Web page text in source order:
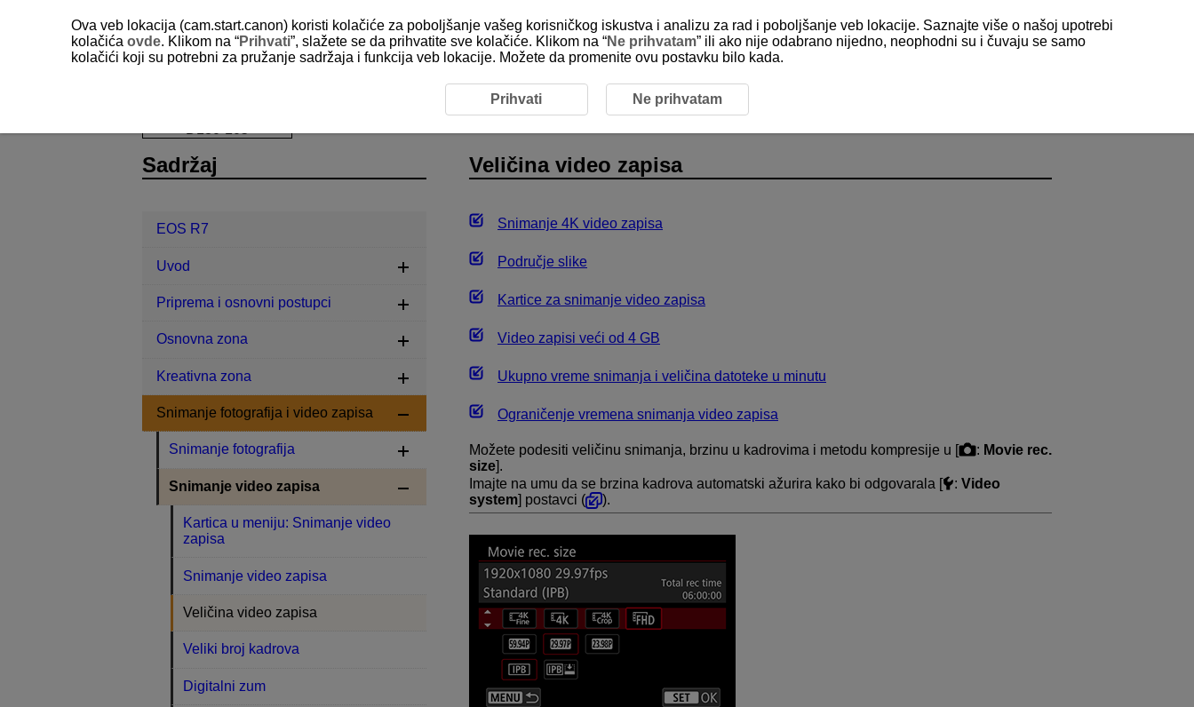
Snimanje video zapisa Veličina video zapisa
Veličina video zapisa
Snimanje 4K video zapisa
Područje slike
Kartice za snimanje video zapisa
Video zapisi veći od 4 GB
Ukupno vreme snimanja i veličina datoteke u minutu
Ograničenje vremena snimanja video zapisa
Možete podesiti veličinu snimanja, brzinu u kadrovima i metodu kompresije u [ : Movie rec.
size].
Imajte na umu da se brzina kadrova automatski ažurira kako bi odgovarala [
: Video
system] postavci ( ).
Sadržaj
EOS R7
Uvod
Priprema i osnovni postupci
Osnovna zona
Kreativna zona
Snimanje fotografija i video zapisa
Snimanje fotografija
Snimanje video zapisa
Kartica u meniju: Snimanje video
zapisa
Snimanje video zapisa
Veličina video zapisa
Veliki broj kadrova
Digitalni zum
Ova veb lokacija (cam.start.canon) koristi kolačiće za poboljšanje vašeg korisničkog iskustva i analizu za rad i poboljšanje veb lokacije. Saznajte više o našoj upotrebi
kolačića ovde. Klikom na “Prihvati”, slažete se da prihvatite sve kolačiće. Klikom na “Ne prihvatam” ili ako nije odabrano nijedno, neophodni su i čuvaju se samo
kolačići koji su potrebni za pružanje sadržaja i funkcija veb lokacije. Možete da promenite ovu postavku bilo kada.
Prihvati Ne prihvatam